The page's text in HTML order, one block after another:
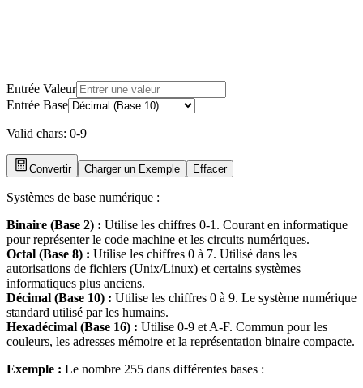
Entrée Valeur
Entrée Base
Valid chars: 0-9
Convertir Charger un Exemple Effacer
Systèmes de base numérique :
Binaire (Base 2) : Utilise les chiffres 0-1. Courant en informatique
pour représenter le code machine et les circuits numériques.
Octal (Base 8) : Utilise les chiffres 0 à 7. Utilisé dans les
autorisations de fichiers (Unix/Linux) et certains systèmes
informatiques plus anciens.
Décimal (Base 10) : Utilise les chiffres 0 à 9. Le système numérique
standard utilisé par les humains.
Hexadécimal (Base 16) : Utilise 0-9 et A-F. Commun pour les
couleurs, les adresses mémoire et la représentation binaire compacte.
Exemple : Le nombre 255 dans différentes bases :